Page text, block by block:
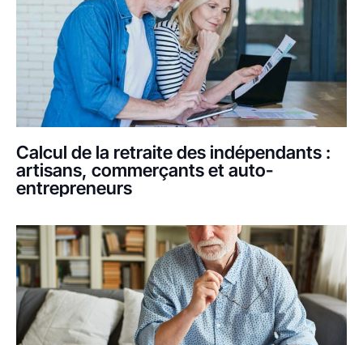
Calcul de la retraite des indépendants :
artisans, commerçants et auto-
entrepreneurs